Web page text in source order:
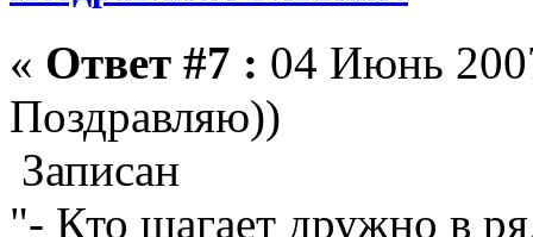
« Ответ #7 : 04 Июнь
Поздравляю))
Записан
"- Кто шагает дружно в